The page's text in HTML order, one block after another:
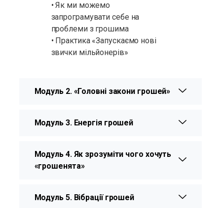
• Як ми можемо
запрограмувати себе на
проблеми з грошима
• Практика «Запускаємо нові
звички мільйонерів»
Модуль 2. «Головні закони грошей»
Модуль 3. Енергія грошей
Модуль 4. Як зрозуміти чого хочуть
«грошенята»
Модуль 5. Вібрації грошей